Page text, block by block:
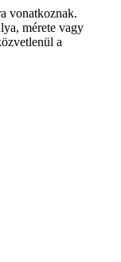
vonatkoznak.
mérete vagy
a